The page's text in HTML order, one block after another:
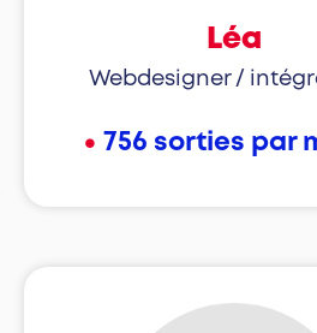
Léa
Webdesigner /
• 756 sorties par